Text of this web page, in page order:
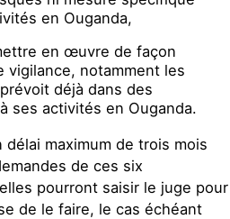
en Ouganda,
en œuvre de façon
vigilance, notamment les
déjà dans des
ses activités en Ouganda.
délai maximum de trois mois
de ces six
pourront saisir le juge pour
de le faire, le cas échéant